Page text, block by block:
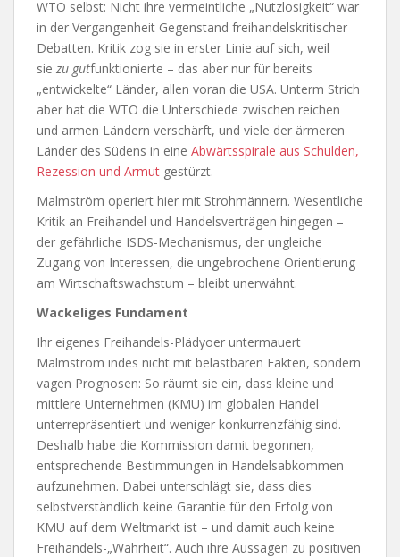
WTO selbst: Nicht ihre vermeintliche „Nutzlosigkeit“ war
in der Vergangenheit Gegenstand freihandelskritischer
Debatten. Kritik zog sie in erster Linie auf sich, weil
sie zu gutfunktionierte – das aber nur für bereits
„entwickelte“ Länder, allen voran die USA. Unterm Strich
aber hat die WTO die Unterschiede zwischen reichen
und armen Ländern verschärft, und viele der ärmeren
Länder des Südens in eine Abwärtsspirale aus Schulden,
Rezession und Armut gestürzt.
Malmström operiert hier mit Strohmännern. Wesentliche
Kritik an Freihandel und Handelsverträgen hingegen –
der gefährliche ISDS-Mechanismus, der ungleiche
Zugang von Interessen, die ungebrochene Orientierung
am Wirtschaftswachstum – bleibt unerwähnt.
Wackeliges Fundament
Ihr eigenes Freihandels-Plädyoer untermauert
Malmström indes nicht mit belastbaren Fakten, sondern
vagen Prognosen: So räumt sie ein, dass kleine und
mittlere Unternehmen (KMU) im globalen Handel
unterrepräsentiert und weniger konkurrenzfähig sind.
Deshalb habe die Kommission damit begonnen,
entsprechende Bestimmungen in Handelsabkommen
aufzunehmen. Dabei unterschlägt sie, dass dies
selbstverständlich keine Garantie für den Erfolg von
KMU auf dem Weltmarkt ist – und damit auch keine
Freihandels-„Wahrheit“. Auch ihre Aussagen zu positiven